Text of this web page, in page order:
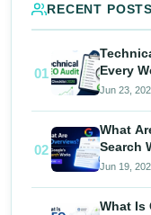
RECENT POSTS
01
Every
Jun 23,
02
What
Search
Jun 19,
What Is